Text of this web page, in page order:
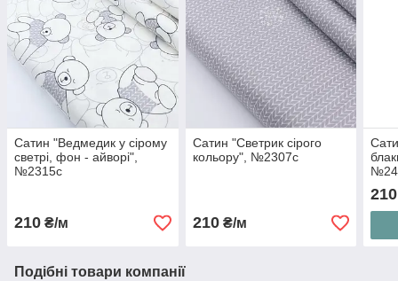
Сатин "Ведмедик у сірому
светрі, фон - айворі",
№2315с
210 ₴/м
Сатин "Светрик сірого
кольору", №2307с
210₴/м
210
Подібні товари компанії